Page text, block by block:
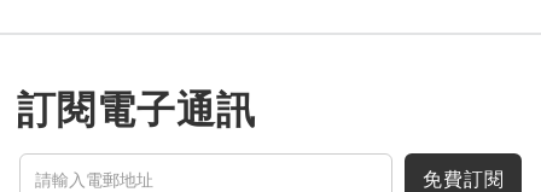
訂閱電子通訊
免費訂閱